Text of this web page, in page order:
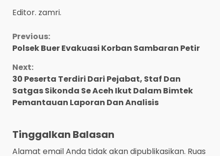
Editor. zamri.
Continue
Reading
Previous:
Polsek Buer Evakuasi Korban Sambaran Petir
Next:
30 Peserta Terdiri Dari Pejabat, Staf Dan
Satgas Sikonda Se Aceh Ikut Dalam Bimtek
Pemantauan Laporan Dan Analisis
Tinggalkan Balasan
Alamat email Anda tidak akan dipublikasikan. Ruas